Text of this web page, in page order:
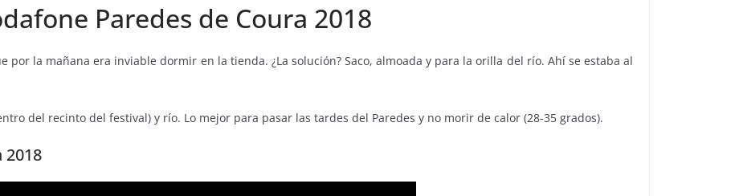
Paredes de Coura 2018
por la mañana era inviable dormir en la tienda. ¿La solución? Saco, almoada y para la orilla del río. Ahí se estaba al
del recinto del festival) y río. Lo mejor para pasar las tardes del Paredes y no morir de calor (28-35 grados).
2018